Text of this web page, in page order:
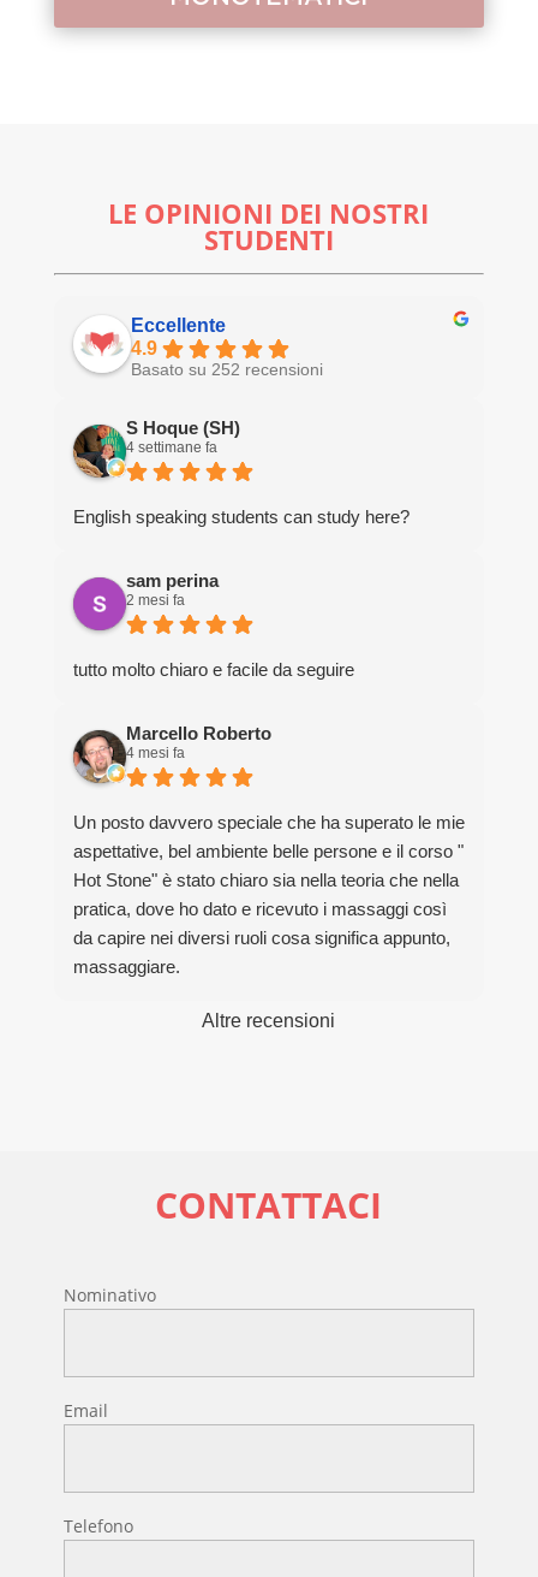
LE OPINIONI DEI NOSTRI
STUDENTI
Eccellente
4.9
Basato su 252 recensioni
S Hoque (SH)
4 settimane fa
English speaking students can study here?
sam perina
2 mesi fa
tutto molto chiaro e facile da seguire
Marcello Roberto
4 mesi fa
Un posto davvero speciale che ha superato le mie
aspettative, bel ambiente belle persone e il corso "
Hot Stone" è stato chiaro sia nella teoria che nella
pratica, dove ho dato e ricevuto i massaggi così
da capire nei diversi ruoli cosa significa appunto,
massaggiare.
Altre recensioni
CONTATTACI
Nominativo
Email
Telefono